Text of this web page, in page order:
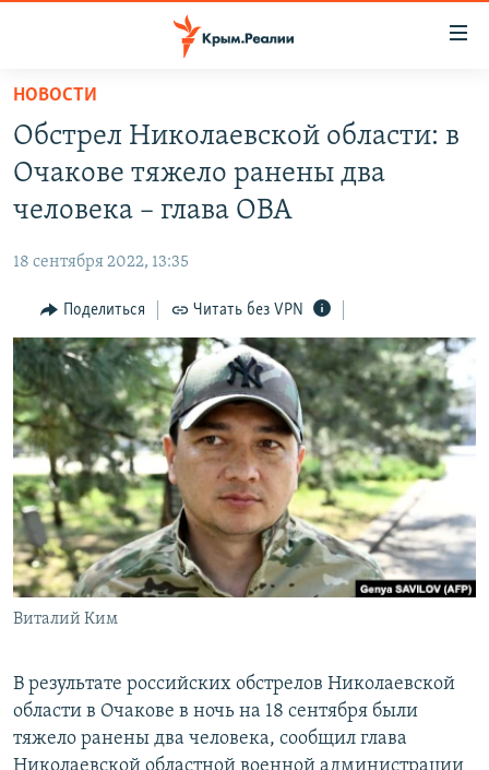
Вернуться
основному
содержанию
главной
навигации
Вернутся
поиску
НОВОСТИ
СПЕЦПРОЕКТЫ
11 ЛЕТ ОККУПАЦИИ КРЫМА. 11 ИСТОРИЙ СОПРОТИВЛЕНИЯ
ЕЩЕ
ИНТЕРАКТИВ
ИНФОГРАФИКА
ТЕЛЕПРОЕКТ КРЫМ.РЕАЛИИ
СОВЕТЫ ПРАВОЗАЩИТНИКОВ
ПРОПАВШИЕ БЕЗ ВЕСТИ
ПОБЕДИТЕЛЕЙ НЕ СУДЯТ?
КРЫМ.НЕПОКОРЕННЫЙ
ELIFBE
УКРАИНСКАЯ ПРОБЛЕМА КРЫМА
РАДІО СВОБОДА
КАК ОБОЙТИ БЛОКИРОВКУ
Українською
Qırımtatar
ПРИСОЕДИНЯЙТЕСЬ!
НОВОСТИ
Обстрел Николаевской области: в
Очакове тяжело ранены два
человека – глава ОВА
18 сентября 2022, 13:35
Поделиться Читать без VPN
Виталий Ким
В результате российских обстрелов Николаевской
области в Очакове в ночь на 18 сентября были
тяжело ранены два человека, сообщил глава